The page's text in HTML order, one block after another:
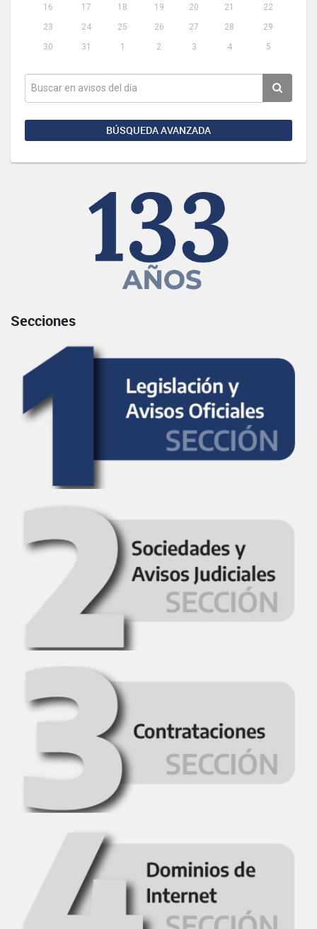
16
17 18 19 20 21
22
23
24 25 26 27 28
29
30
31 1 2 3 4 5
BÚSQUEDA AVANZADA
Secciones